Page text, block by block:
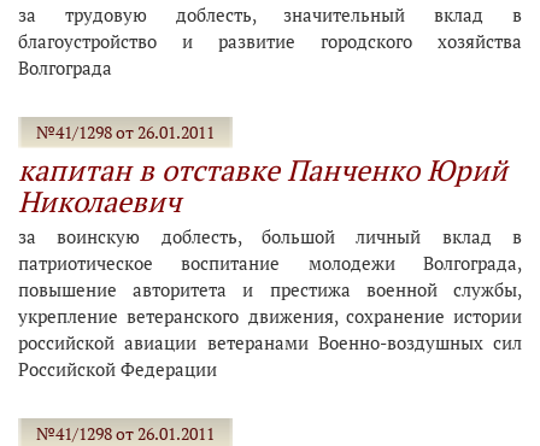
за трудовую доблесть, значительный вклад в
благоустройство и развитие городского хозяйства
Волгограда
№41/1298 от 26.01.2011
капитан в отставке Панченко Юрий
Николаевич
за воинскую доблесть, большой личный вклад в
патриотическое воспитание молодежи Волгограда,
повышение авторитета и престижа военной службы,
укрепление ветеранского движения, сохранение истории
российской авиации ветеранами Военно-воздушных сил
Российской Федерации
№41/1298 от 26.01.2011